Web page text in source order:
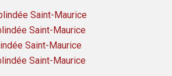
Saint-Maurice
Saint-Maurice
Saint-Maurice
Saint-Maurice